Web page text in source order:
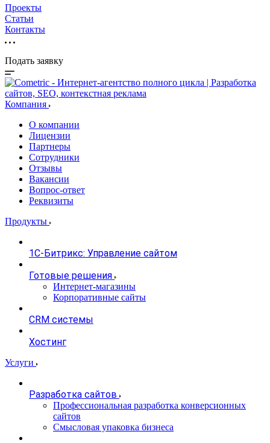
Проекты
Статьи
Контакты
Подать заявку
Компания
О компании
Лицензии
Партнеры
Сотрудники
Отзывы
Вакансии
Вопрос-ответ
Реквизиты
Продукты
1С-Битрикс: Управление сайтом
Готовые решения
Интернет-магазины
Корпоративные сайты
CRM системы
Хостинг
Услуги
Разработка сайтов
Профессиональная разработка конверсионных
сайтов
Смысловая упаковка бизнеса